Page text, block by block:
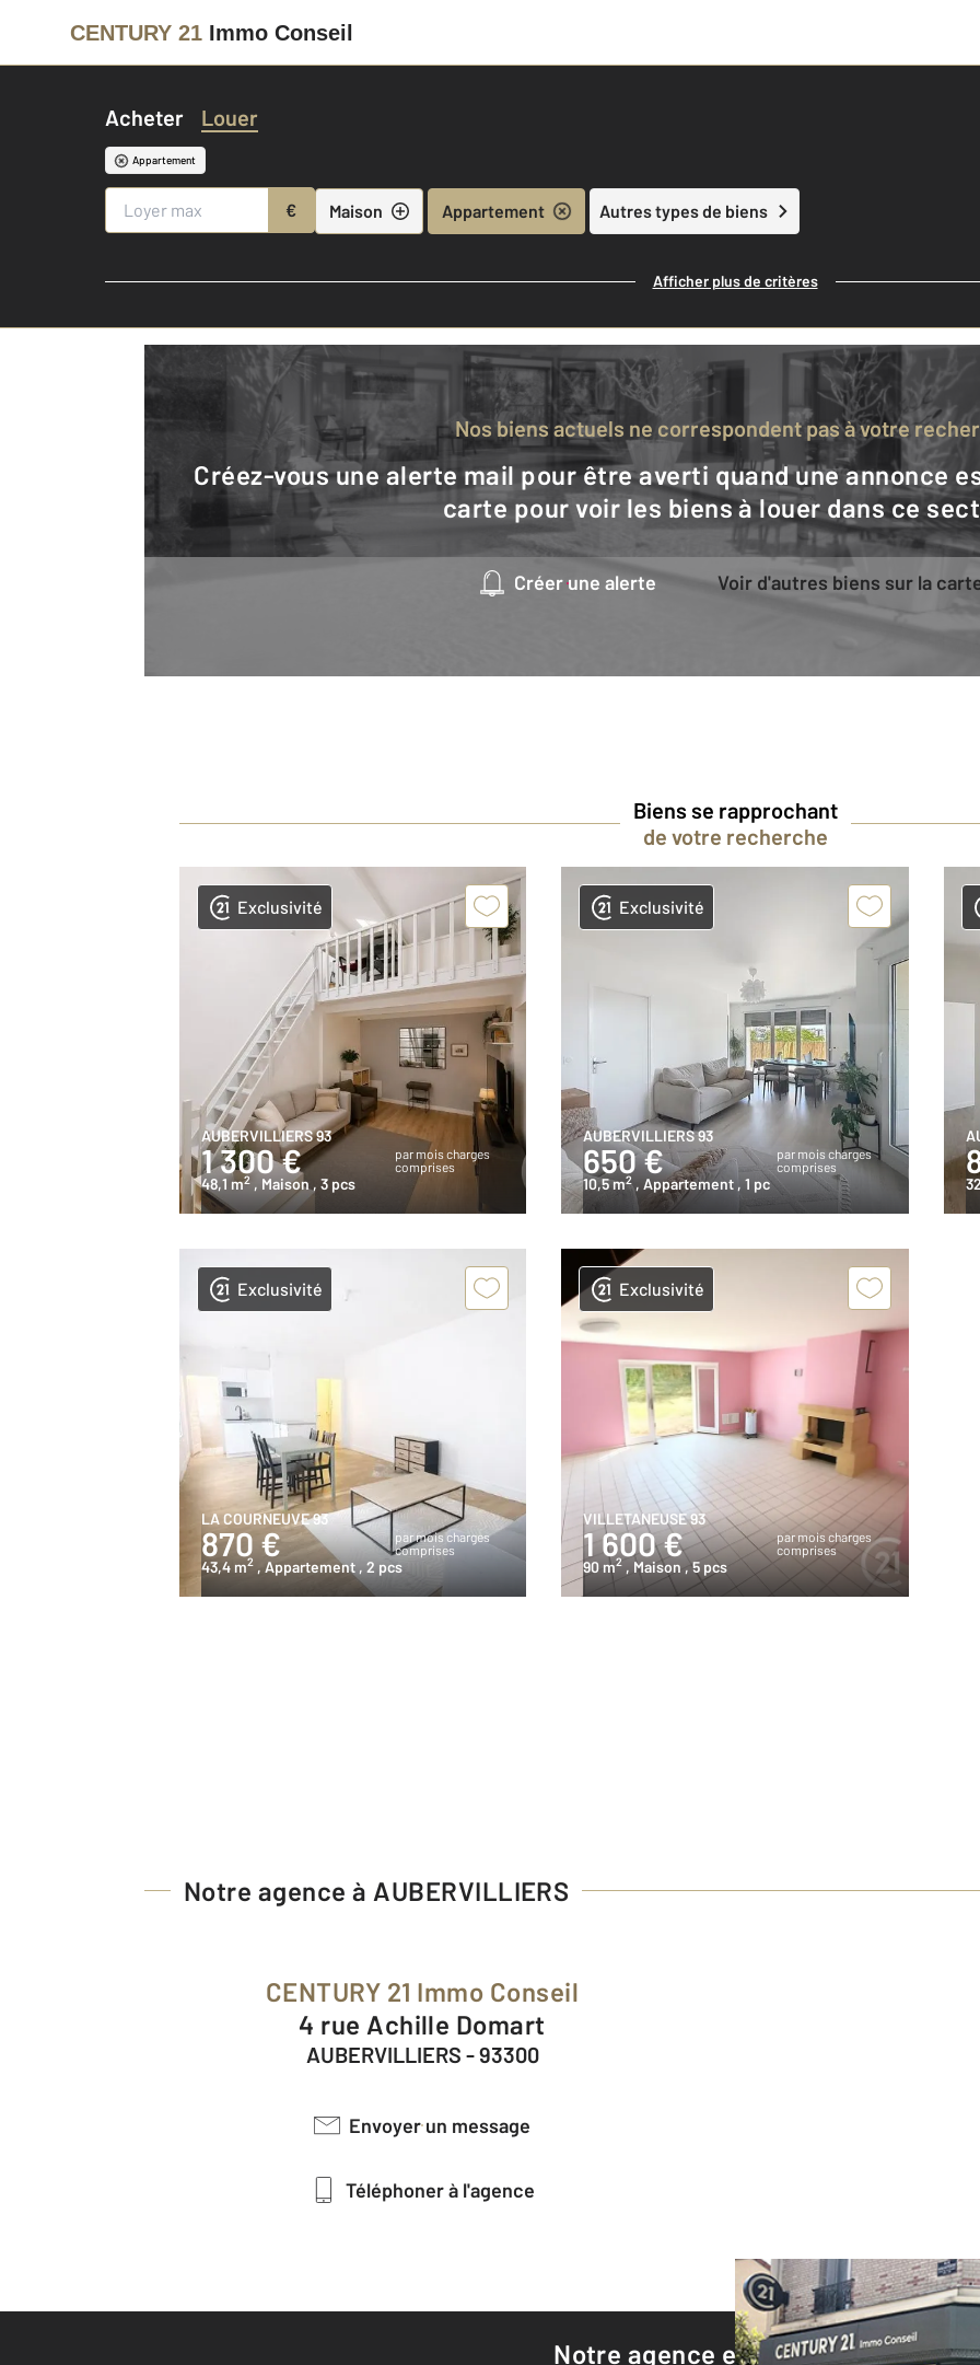
CENTURY 21 Immo Conseil
Acheter Louer
Appartement
€ Maison Appartement Autres types de biens
Afficher plus de critères
Nos biens actuels ne correspondent pas à votre
Créez-vous une alerte mail pour être averti quand une annonce est en ligne et consultez la
carte pour voir les biens à louer dans ce
Créer une alerte Voir d'autres biens sur la
Biens se rapprochant
de votre recherche
Exclusivité
AUBERVILLIERS 93
1 300 €
par mois charges
comprises
48,1 m2 , Maison , 3 pcs
Exclusivité
AUBERVILLIERS 93
650 €
par mois charges
comprises
10,5 m2 , Appartement, 1 pc
Exclusivité
LA COURNEUVE 93
870 €
par mois charges
comprises
43,4 m2 , Appartement , 2 pcs
Exclusivité
VILLETANEUSE 93
1 600 €
par mois charges
comprises
90 m2 , Maison, 5 pcs
Notre agence à AUBERVILLIERS
CENTURY 21 Immo Conseil
4 rue Achille Domart
AUBERVILLIERS - 93300
Envoyer un message
Téléphoner à l'agence
Notre agence est notée8,3/10